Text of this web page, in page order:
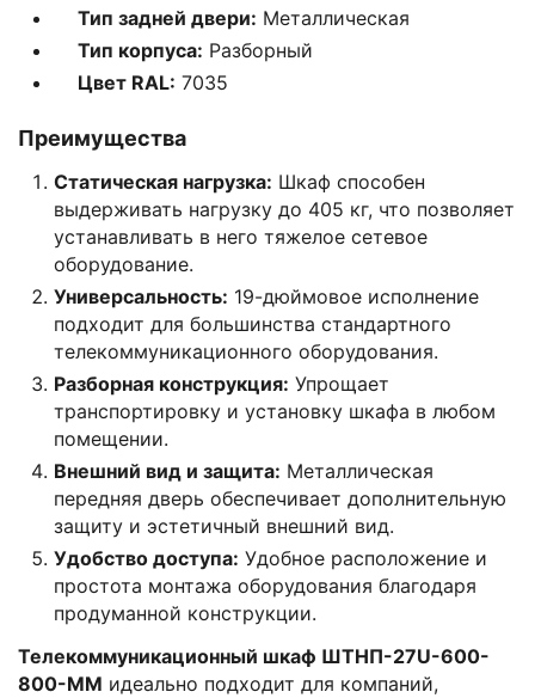
Тип задней двери: Металлическая
Тип корпуса: Разборный
Цвет RAL: 7035
Преимущества
Статическая нагрузка: Шкаф способен
выдерживать нагрузку до 405 кг, что позволяет
устанавливать в него тяжелое сетевое
оборудование.
Универсальность: 19-дюймовое исполнение
подходит для большинства стандартного
телекоммуникационного оборудования.
Разборная конструкция: Упрощает
транспортировку и установку шкафа в любом
помещении.
Внешний вид и защита: Металлическая
передняя дверь обеспечивает дополнительную
защиту и эстетичный внешний вид.
Удобство доступа: Удобное расположение и
простота монтажа оборудования благодаря
продуманной конструкции.
Телекоммуникационный шкаф ШТНП-27U-600-
800-ММ идеально подходит для компаний,